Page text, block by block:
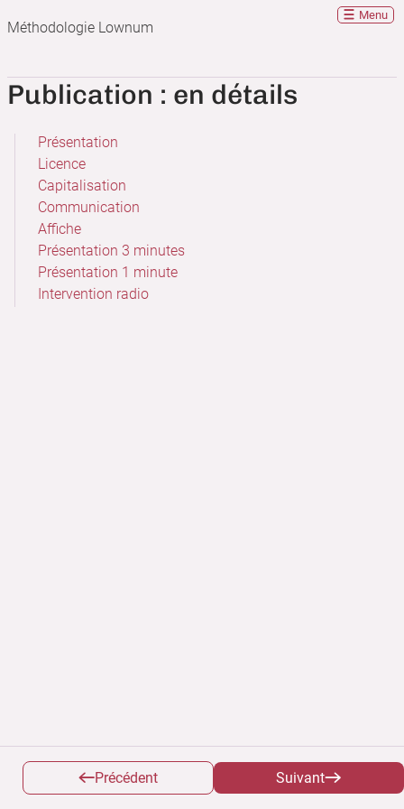
Méthodologie Lownum
Menu
Publication : en détails
Présentation
Licence
Capitalisation
Communication
Affiche
Présentation 3 minutes
Présentation 1 minute
Intervention radio
Précédent Suivant